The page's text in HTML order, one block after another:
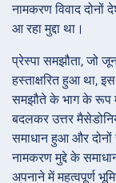
नामकरण विवाद
आ रहा मुद्दा था।
प्रेस्पा समझौता, जो
हस्ताक्षरित हुआ था,
समझौते के भाग के रूप
बदलकर उत्तर
समाधान हुआ और दोनों
नामकरण मुद्दे के
अपनाने में महत्वपूर्ण